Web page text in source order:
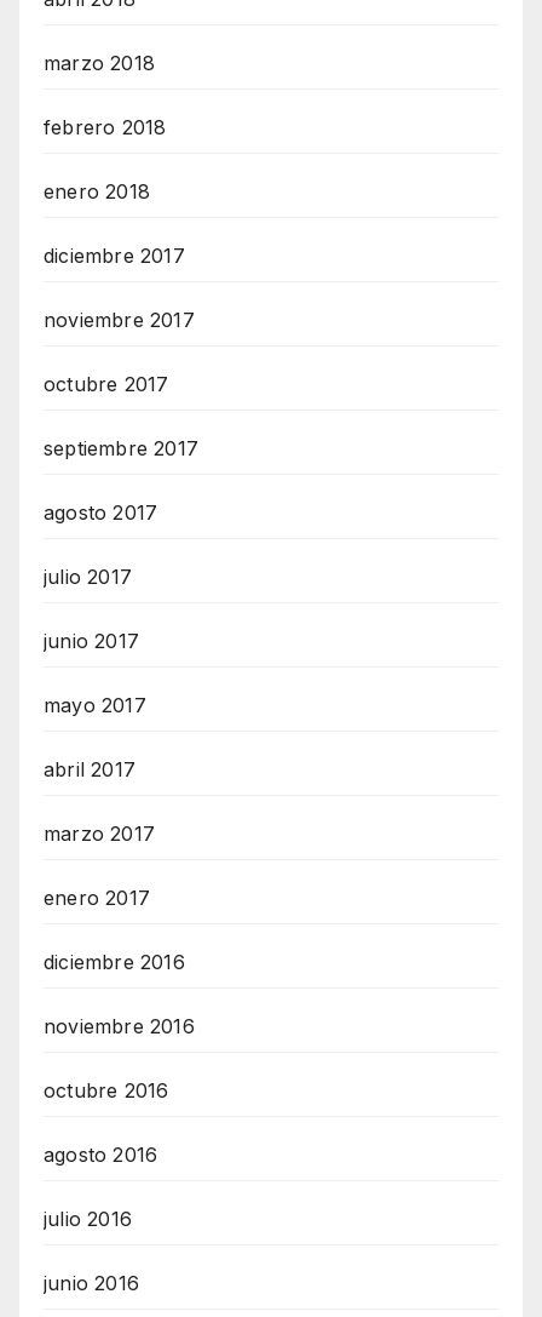
marzo 2018
febrero 2018
enero 2018
diciembre 2017
noviembre 2017
octubre 2017
septiembre 2017
agosto 2017
julio 2017
junio 2017
mayo 2017
abril 2017
marzo 2017
enero 2017
diciembre 2016
noviembre 2016
octubre 2016
agosto 2016
julio 2016
junio 2016